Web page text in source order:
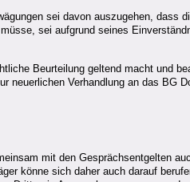
sei davon auszugehen,
sei aufgrund seines
Beurteilung geltend macht und
Verhandlung an das BG
mit den Gesprächsentgelten
könne sich daher auch darauf